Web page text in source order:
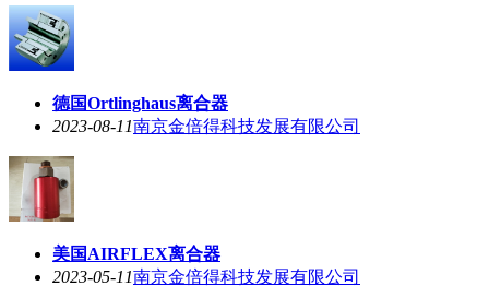
德国Ortlinghaus离合器
2023-08-11南京金倍得科技发展有限公司
美国AIRFLEX离合器
2023-05-11南京金倍得科技发展有限公司